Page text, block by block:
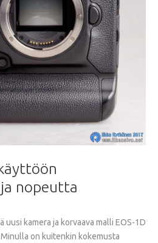
ja nopeutta
uusi kamera ja korvaava malli EOS-1D
on kuitenkin kokemusta